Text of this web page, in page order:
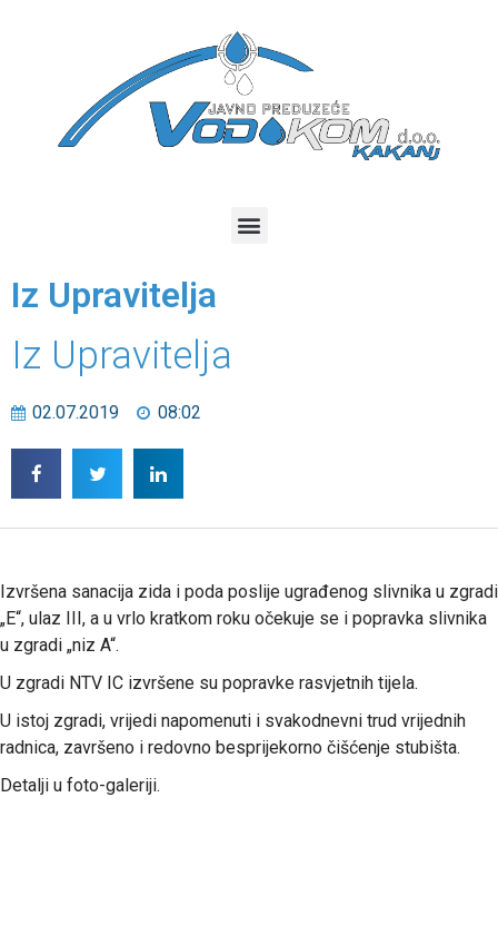
Iz Upravitelja
Iz Upravitelja
02.07.2019 08:02
Izvršena sanacija zida i poda poslije ugrađenog slivnika u zgradi
„E“, ulaz III, a u vrlo kratkom roku očekuje se i popravka slivnika
u zgradi „niz A“.
U zgradi NTV IC izvršene su popravke rasvjetnih tijela.
U istoj zgradi, vrijedi napomenuti i svakodnevni trud vrijednih
radnica, završeno i redovno besprijekorno čišćenje stubišta.
Detalji u foto-galeriji.